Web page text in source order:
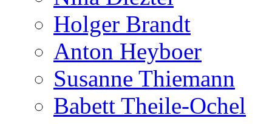
Holger Brandt
Anton Heyboer
Susanne Thiemann
Babett Theile-Ochel